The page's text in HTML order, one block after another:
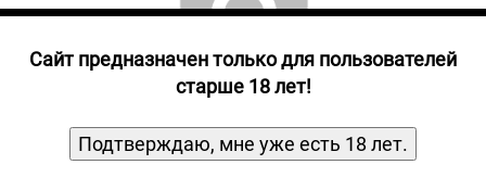
Cайт предназначен только для пользователей
старше 18 лет!
Подтверждаю, мне уже есть 18 лет.